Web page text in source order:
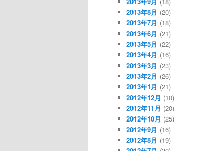
2013年8月 (20)
2013年7月 (18)
2013年6月 (21)
2013年5月 (22)
2013年4月 (16)
2013年3月 (23)
2013年2月 (26)
2013年1月 (21)
2012年12月 (10)
2012年11月 (20)
2012年10月 (25)
2012年9月 (16)
2012年8月 (19)